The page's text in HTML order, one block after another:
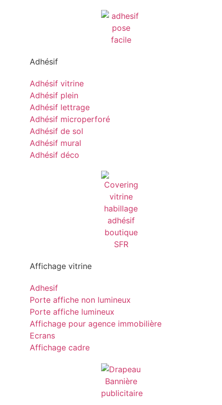
Adhésif
Adhésif vitrine
Adhésif plein
Adhésif lettrage
Adhésif microperforé
Adhésif de sol
Adhésif mural
Adhésif déco
Affichage vitrine
Adhesif
Porte affiche non lumineux
Porte affiche lumineux
Affichage pour agence immobilière
Ecrans
Affichage cadre